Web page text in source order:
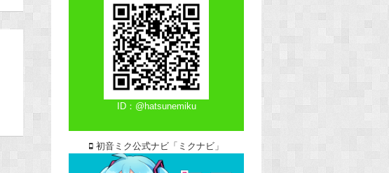
ID：@hatsunemiku
初音ミク公式ナビ「ミクナビ」